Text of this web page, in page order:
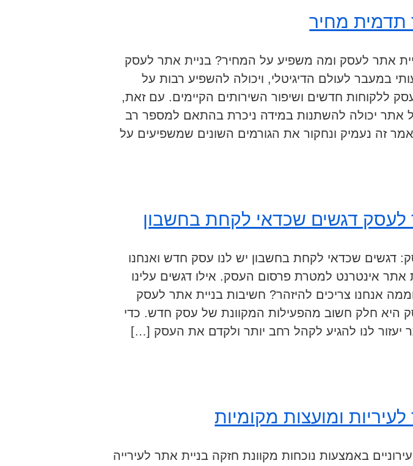
תדמית מחיר
אתר לעסק ומה משפיע על המחיר? בניית אתר לעסק
במעבר לעולם הדיגיטלי, ויכולה להשפיע רבות על
ללקוחות חדשים ושיפור השירותים הקיימים. עם זאת,
אתר יכולה להשתנות במידה ניכרת בהתאם למספר רב
זה נעמיק ונחקור את הגורמים השונים שמשפיעים על
לעסק דגשים שכדאי לקחת בחשבון
דגשים שכדאי לקחת בחשבון יש לנו עסק חדש ואנחנו
אתר אינטרנט למטרת פרסום העסק. אילו דגשים עלינו
אנחנו צריכים להיזהר? חשיבות בניית אתר לעסק
היא חלק חשוב מהפעילות המקוונת של עסק חדש. כדי
לנו להגיע לקהל רחב יותר ולקדם את העסק […]
ומועצות מקומיות
באמצעות נוכחות מקוונת חזקה בניית אתר לעירייה